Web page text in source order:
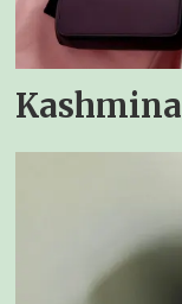
Kashmina